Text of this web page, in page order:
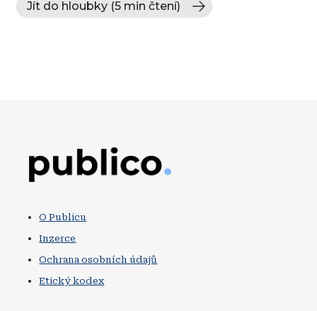
Jít do hloubky (5 min čtení)
O Publicu
Inzerce
Ochrana osobních údajů
Etický kodex